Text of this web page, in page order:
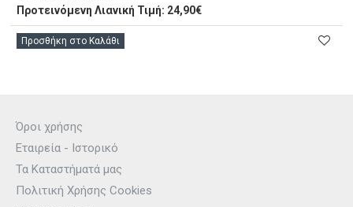
Προτεινόμενη Λιανική Τιμή: 24,90€
Προσθήκη στο Καλάθι
Όροι χρήσης
Εταιρεία - Ιστορικό
Τα Καταστήματά μας
Πολιτική Χρήσης Cookies